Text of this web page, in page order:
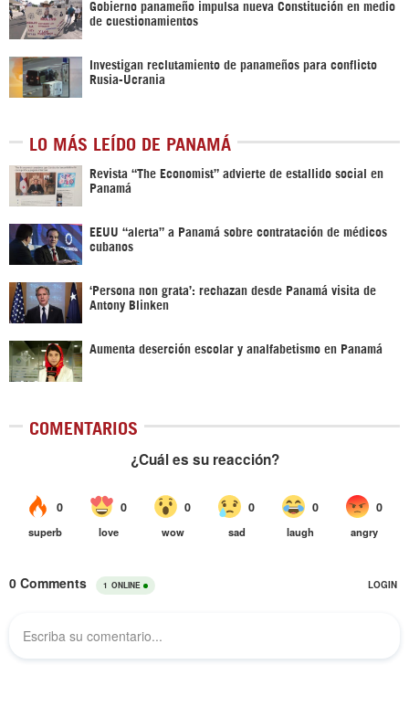
Gobierno panameño impulsa nueva Constitución en medio
de cuestionamientos
Investigan reclutamiento de panameños para conflicto
Rusia-Ucrania
LO MÁS LEÍDO DE PANAMÁ
Revista “The Economist” advierte de estallido social en
Panamá
EEUU “alerta” a Panamá sobre contratación de médicos
cubanos
‘Persona non grata’: rechazan desde Panamá visita de
Antony Blinken
Aumenta deserción escolar y analfabetismo en Panamá
COMENTARIOS